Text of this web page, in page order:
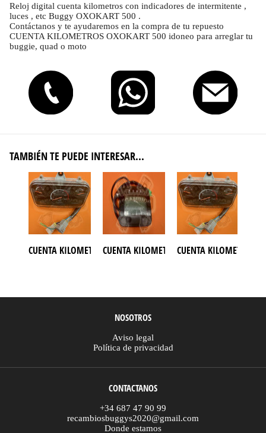
Reloj digital cuenta kilometros con indicadores de intermitente ,
luces , etc Buggy OXOKART 500 .
Contáctanos y te ayudaremos en la compra de tu repuesto
CUENTA KILOMETROS OXOKART 500 idoneo para arreglar tu
buggie, quad o moto
TAMBIÉN TE PUEDE INTERESAR...
CUENTA KILOMETRO ATV GOES 500CUENTA KILOMETRO LINHAI 260
CUENTA KILOMETROS
NOSOTROS
Aviso legal
Política de privacidad
CONTACTANOS
+34 687 47 90 99
recambiosbuggys2020@gmail.com
Donde estamos